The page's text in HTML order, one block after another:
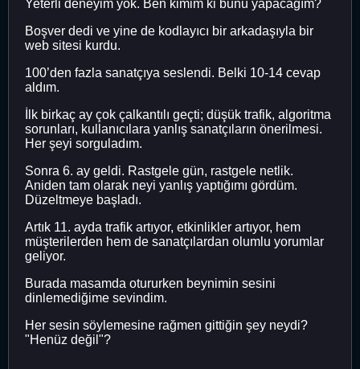
Yeterli deneyim yok. Ben kimim ki bunu yapacağım?
Boşver dedi ve yine de kodlayıcı bir arkadaşıyla bir
web sitesi kurdu.
100’den fazla sanatçıya seslendi. Belki 10-14 cevap
aldım.
İlk birkaç ay çok çalkantılı geçti; düşük trafik, algoritma
sorunları, kullanıcılara yanlış sanatçıların önerilmesi.
Her şeyi sorguladım.
Sonra 6. ay geldi. Rastgele gün, rastgele netlik.
Aniden tam olarak neyi yanlış yaptığımı gördüm.
Düzeltmeye başladı.
Artık 11. ayda trafik artıyor, etkinlikler artıyor, hem
müşterilerden hem de sanatçılardan olumlu yorumlar
geliyor.
Burada masamda otururken beynimin sesini
dinlemediğime sevindim.
Her sesin söylemesine rağmen gittiğin şey neydi?
"Henüz değil"?